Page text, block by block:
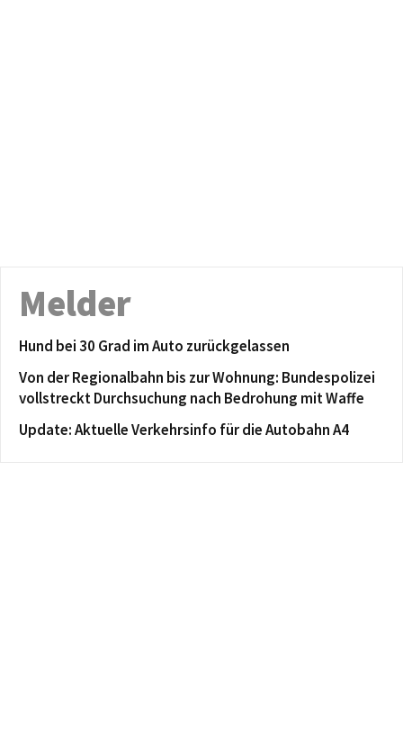
Melder
Hund bei 30 Grad im Auto zurückgelassen
Von der Regionalbahn bis zur Wohnung: Bundespolizei
vollstreckt Durchsuchung nach Bedrohung mit Waffe
Update: Aktuelle Verkehrsinfo für die Autobahn A4